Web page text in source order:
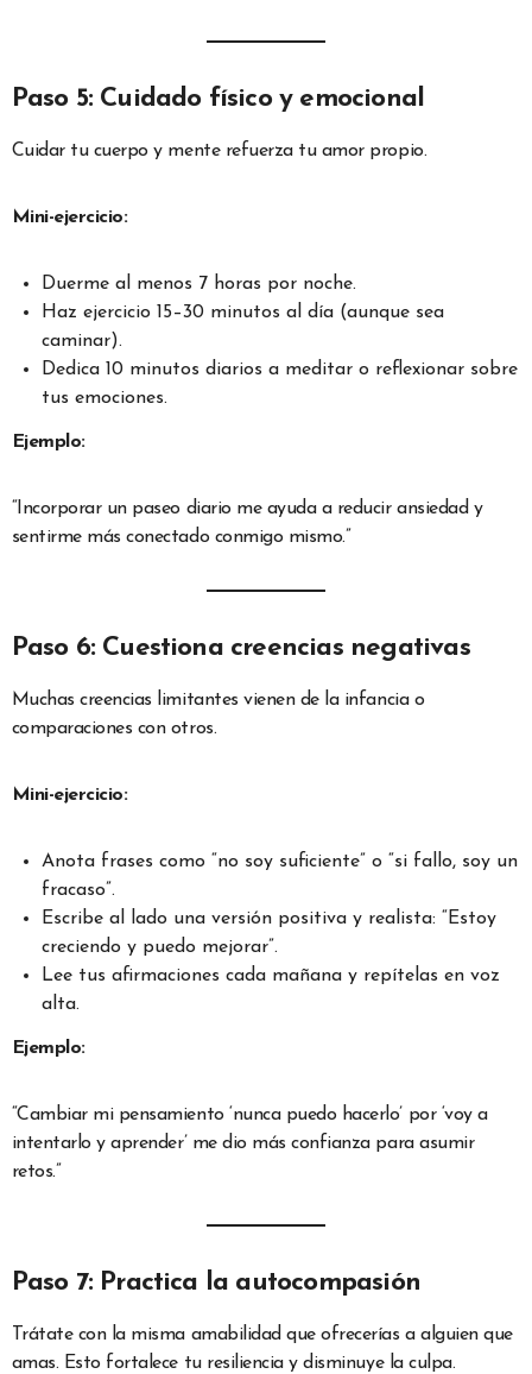
Paso 5: Cuidado físico y emocional
Cuidar tu cuerpo y mente refuerza tu amor propio.
Mini-ejercicio:
Duerme al menos 7 horas por noche.
Haz ejercicio 15–30 minutos al día (aunque sea
caminar).
Dedica 10 minutos diarios a meditar o reflexionar sobre
tus emociones.
Ejemplo:
“Incorporar un paseo diario me ayuda a reducir ansiedad y
sentirme más conectado conmigo mismo.”
Paso 6: Cuestiona creencias negativas
Muchas creencias limitantes vienen de la infancia o
comparaciones con otros.
Mini-ejercicio:
Anota frases como “no soy suficiente” o “si fallo, soy un
fracaso”.
Escribe al lado una versión positiva y realista: “Estoy
creciendo y puedo mejorar”.
Lee tus afirmaciones cada mañana y repítelas en voz
alta.
Ejemplo:
“Cambiar mi pensamiento ‘nunca puedo hacerlo’ por ‘voy a
intentarlo y aprender’ me dio más confianza para asumir
retos.”
Paso 7: Practica la autocompasión
Trátate con la misma amabilidad que ofrecerías a alguien que
amas. Esto fortalece tu resiliencia y disminuye la culpa.